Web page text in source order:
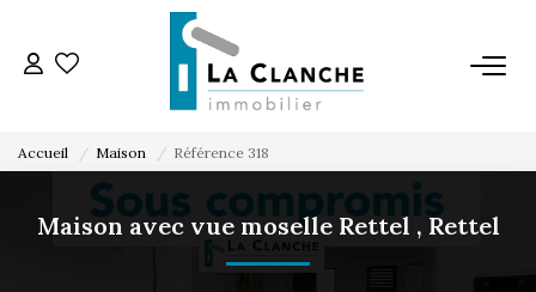
L'AGENCE
L'ÉQUIPE
VENTE
Accueil Maison Référence 318
Maison avec vue moselle Rettel, Rettel